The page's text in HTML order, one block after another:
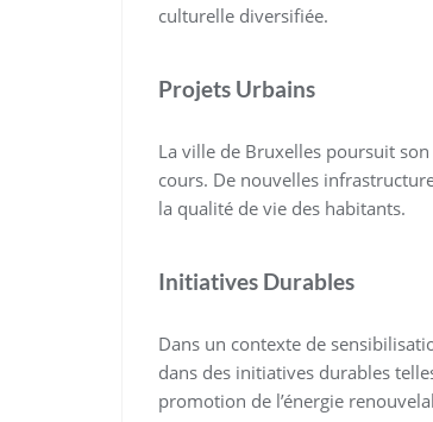
culturelle diversifiée.
Projets Urbains
La ville de Bruxelles poursuit
cours. De nouvelles
la qualité de vie des habitants.
Initiatives Durables
Dans un contexte de
dans des initiatives durables
promotion de l’énergie